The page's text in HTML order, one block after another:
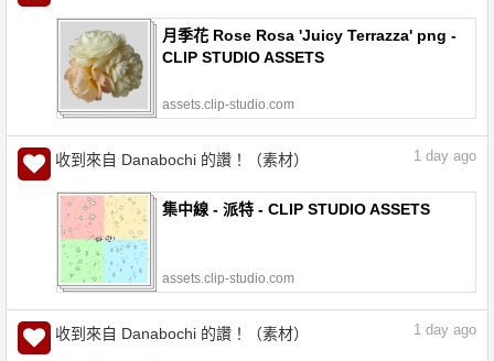
月季花 Rose Rosa 'Juicy Terrazza' png -
CLIP STUDIO ASSETS
assets.clip-studio.com
收到來自 Danabochi 的讚！（素材） 1 day ago
集中線 - 派特 - CLIP STUDIO ASSETS
assets.clip-studio.com
收到來自 Danabochi 的讚！（素材） 1 day ago